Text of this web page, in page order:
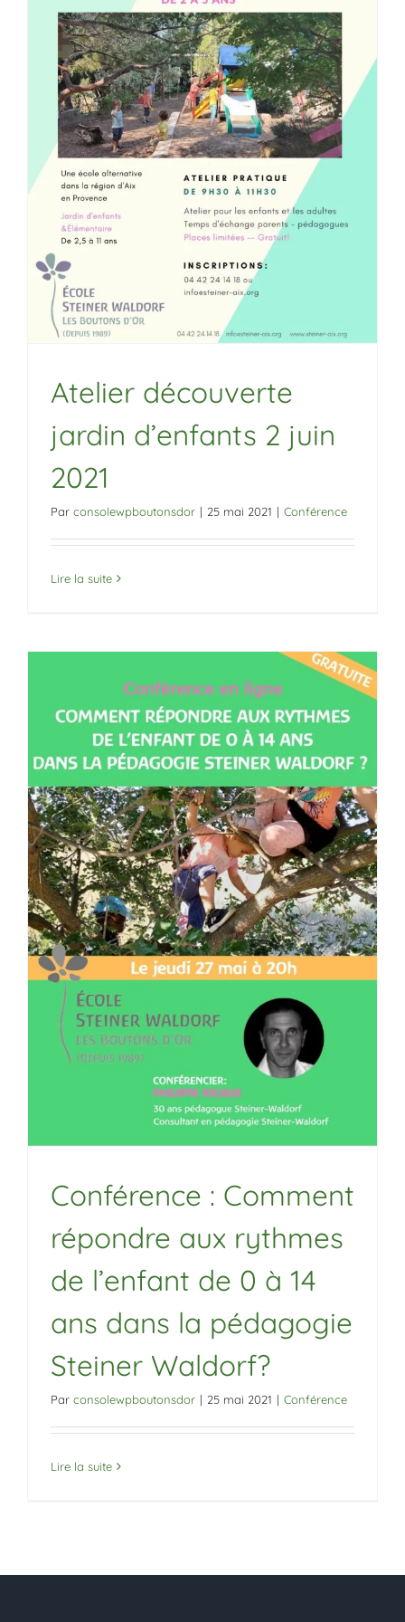
Atelier découverte
jardin d’enfants 2 juin
2021
Par consolewpboutonsdor | 25 mai 2021 | Conférence
Lire la suite
Conférence : Comment
répondre aux rythmes
de l’enfant de 0 à 14
ans dans la pédagogie
Steiner Waldorf?
Par consolewpboutonsdor | 25 mai 2021 | Conférence
Lire la suite